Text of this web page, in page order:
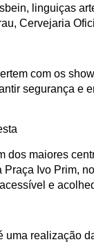
linguiças
Cervejaria
com os
segurança e
dos maiores
Ivo Prim,
e
uma realização